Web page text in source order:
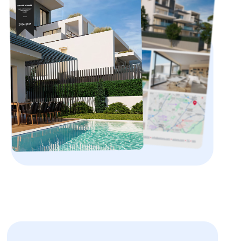
Найдите свою
идеальную
резиденцию в
Греции и получите
ВНЖ
Ознакомьтесь с нашим портфолио элитной
недвижимости — от элегантных городских
апартаментов до просторных семейных домов.
В подборке только объекты с безупречным